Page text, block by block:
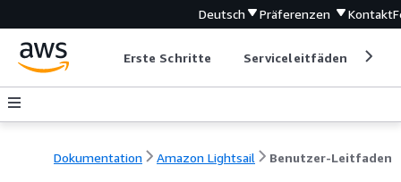
Deutsch Präferenzen Kontakt
Erste Schritte Serviceleitfäden
Dokumentation Amazon Lightsail Benutzer-Leitfaden